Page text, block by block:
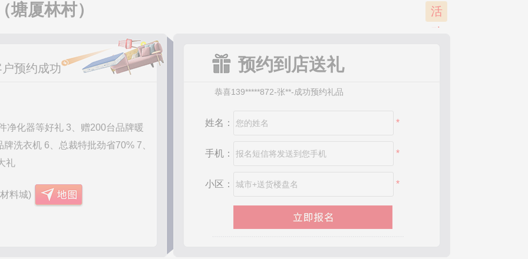
塘厦林村）
活
动
预约成功
净化器等好礼 3、赠200台品牌暖
洗衣机 6、总裁特批劲省70% 7、
礼
料城)
预约到店送礼
恭喜133*****396-刘**-成功预约礼品
恭喜139*****872-张**-成功预约礼品
恭喜135*****744-李**-成功预约礼品
恭喜150*****920-胡**-成功预约礼品
恭喜189*****991-邹**-成功预约礼品
恭喜137*****055-周**-成功预约礼品
恭喜134*****820-谭**-成功预约礼品
姓名： *
手机： *
小区： *